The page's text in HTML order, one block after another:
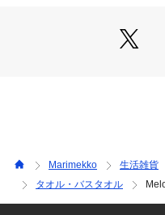
Marimekko 生活雑貨
タオル・バスタオル